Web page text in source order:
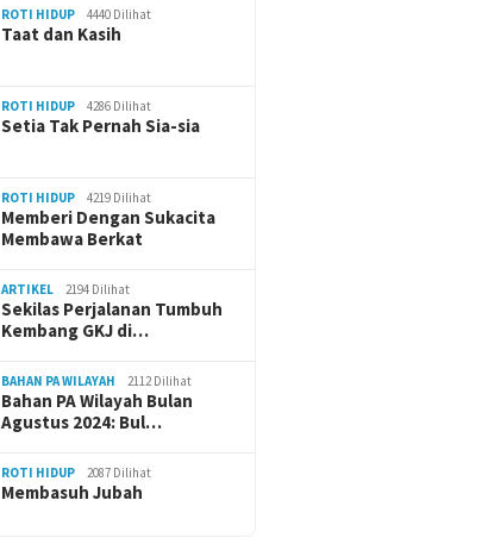
ROTI HIDUP 4440 Dilihat
Taat dan Kasih
ROTI HIDUP 4286 Dilihat
Setia Tak Pernah Sia-sia
ROTI HIDUP 4219 Dilihat
Memberi Dengan Sukacita
Membawa Berkat
ARTIKEL 2194 Dilihat
Sekilas Perjalanan Tumbuh
Kembang GKJ di…
BAHAN PA WILAYAH 2112 Dilihat
Bahan PA Wilayah Bulan
Agustus 2024: Bul…
ROTI HIDUP 2087 Dilihat
Membasuh Jubah